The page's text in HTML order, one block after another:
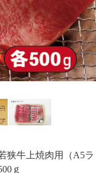
狭牛上焼肉用（A5ラ
ｇ